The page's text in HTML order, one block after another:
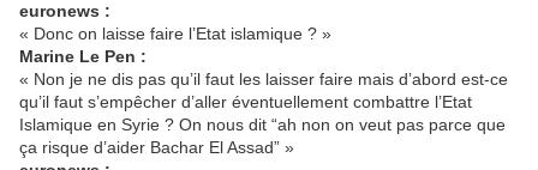
euronews :
« Donc on laisse faire l’Etat islamique ? »
Marine Le Pen :
« Non je ne dis pas qu’il faut les laisser faire mais d’abord est-ce
qu’il faut s’empêcher d’aller éventuellement combattre l’Etat
Islamique en Syrie ? On nous dit “ah non on veut pas parce que
ça risque d’aider Bachar El Assad” »